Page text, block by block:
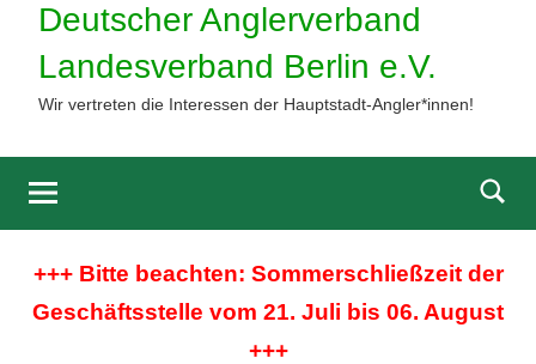
Deutscher Anglerverband
Landesverband Berlin e.V.
Wir vertreten die Interessen der Hauptstadt-Angler*innen!
+++ Bitte beachten: Sommerschließzeit der
Geschäftsstelle vom 21. Juli bis 06. August
+++